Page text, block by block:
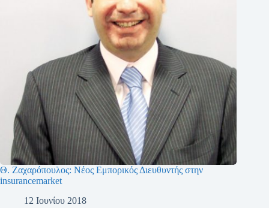
Θ. Ζαχαρόπουλος: Νέος Εμπορικός Διευθυντής στην
insurancemarket
12 Ιουνίου 2018